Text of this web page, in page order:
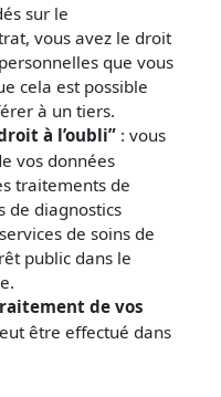
sur le
vous avez le droit
que vous
cela est possible
à un tiers.
à l’oubli” : vous
vos données
traitements de
de diagnostics
de soins de
public dans le
de vos
être effectué dans